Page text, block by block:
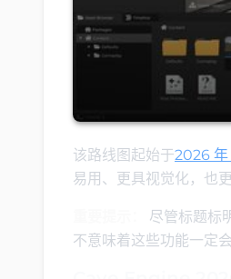
该路线图起始于2026 年
易用、更具视觉化，也
尽管标题标
不意味着这些功能一定